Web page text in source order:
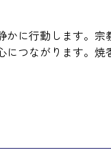
に行動します。
つながります。